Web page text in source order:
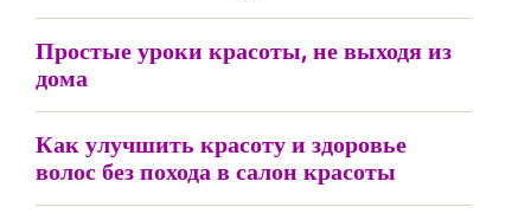
Простые уроки красоты, не выходя из
дома
Как улучшить красоту и здоровье
волос без похода в салон красоты